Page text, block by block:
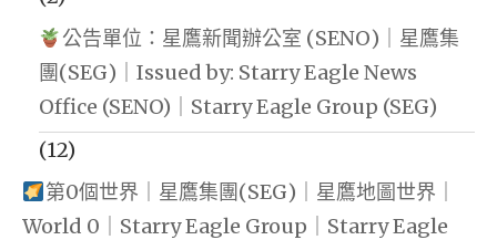
公告單位：星鷹新聞辦公室 (SENO)｜星鷹集
團(SEG)｜Issued by: Starry Eagle News
Office (SENO)｜Starry Eagle Group (SEG)
(12)
第0個世界｜星鷹集團(SEG)｜星鷹地圖世界｜
World 0｜Starry Eagle Group｜Starry Eagle